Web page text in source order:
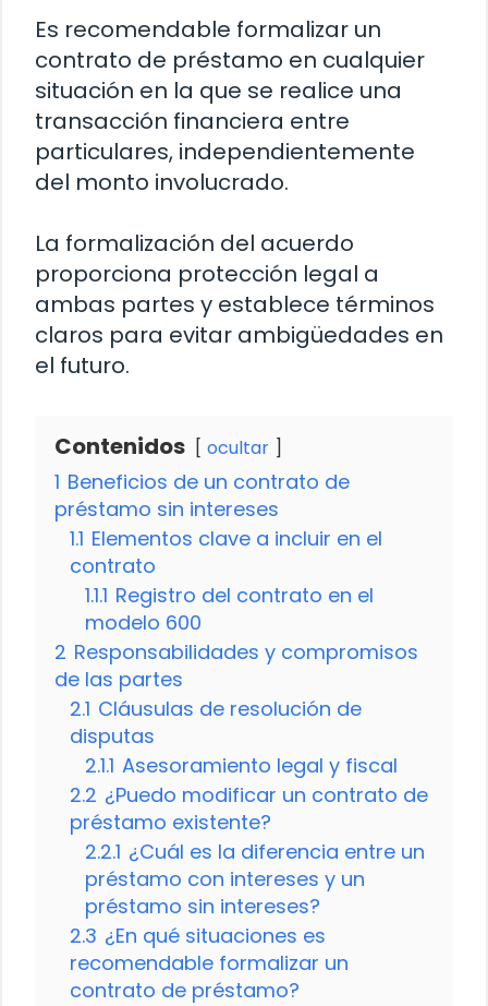
Es recomendable formalizar un
contrato de préstamo en cualquier
situación en la que se realice una
transacción financiera entre
particulares, independientemente
del monto involucrado.
La formalización del acuerdo
proporciona protección legal a
ambas partes y establece términos
claros para evitar ambigüedades en
el futuro.
Contenidos ocultar
1 Beneficios de un contrato de
préstamo sin intereses
1.1 Elementos clave a incluir en el
contrato
1.1.1 Registro del contrato en el
modelo 600
2 Responsabilidades y compromisos
de las partes
2.1 Cláusulas de resolución de
disputas
2.1.1 Asesoramiento legal y fiscal
2.2 ¿Puedo modificar un contrato de
préstamo existente?
2.2.1 ¿Cuál es la diferencia entre un
préstamo con intereses y un
préstamo sin intereses?
2.3 ¿En qué situaciones es
recomendable formalizar un
contrato de préstamo?